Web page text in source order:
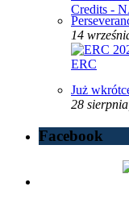
14
Już
28
Facebook